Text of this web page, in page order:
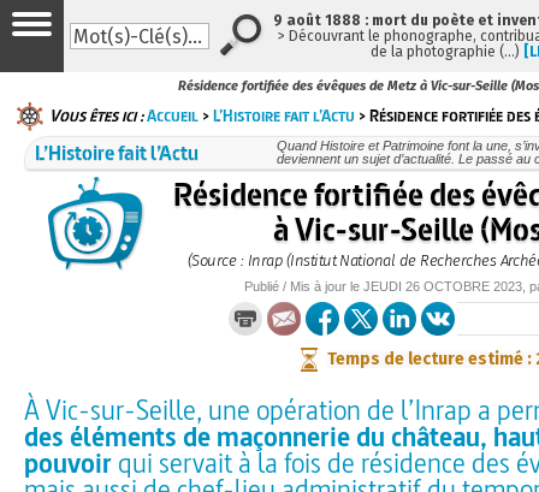
Résidence fortifiée des évêques de Metz à Vic-sur-Seille
Vous êtes ici :Accueil >L’Histoire fait l’Actu > Résidence fortifiée des
L’Histoire fait l’Actu
Quand Histoire et Patrimoine font la une,
deviennent un sujet d’actualité. Le passé au
Résidence fortifiée des
à Vic-sur-Seille
(Source : Inrap (Institut National de Recherches
Publié / Mis à jour le JEUDI 26 OCTOBRE 2023,
Temps de lecture estimé :
À Vic-sur-Seille, une opération de l’Inrap a
des éléments de maçonnerie du château,
pouvoirqui servait à la fois de résidence des
9 août 1888 : mort du poète et
> Découvrant le phonographe,
de la photographie (…)